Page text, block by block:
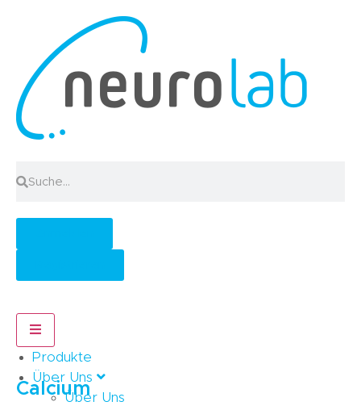
Produkte
Über Uns
Über Uns
Hamburger Toggle Menu
Calcium